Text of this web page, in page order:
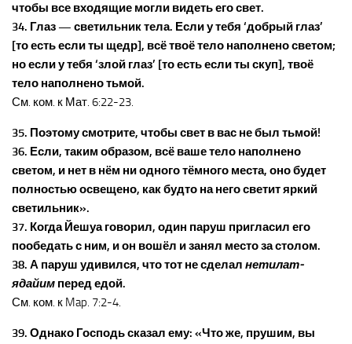
чтобы все входящие могли видеть его свет.
34. Глаз — светильник тела. Если у тебя ‘добрый глаз’
[то есть если ты щедр], всё твоё тело наполнено светом;
но если у тебя ‘злой глаз’ [то есть если ты скуп], твоё
тело наполнено тьмой.
См. ком. к Мат. 6:22-23.
35. Поэтому смотрите, чтобы свет в вас не был тьмой!
36. Если, таким образом, всё ваше тело наполнено
светом, и нет в нём ни одного тёмного места, оно будет
полностью освещено, как будто на него светит яркий
светильник».
37. Когда Йешуа говорил, один паруш пригласил его
пообедать с ним, и он вошёл и занял место за столом.
38. А паруш удивился, что тот не сделал нетилат-
ядайим перед едой.
См. ком. к Map. 7:2-4.
39. Однако Господь сказал ему: «Что же, прушим, вы